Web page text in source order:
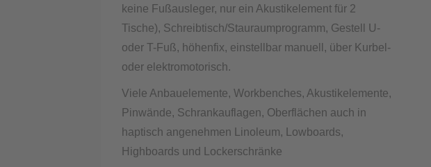
keine Fußausleger, nur ein Akustikelement für 2
Tische), Schreibtisch/Stauraumprogramm, Gestell U-
oder T-Fuß, höhenfix, einstellbar manuell, über Kurbel-
oder elektromotorisch.
Viele Anbauelemente, Workbenches, Akustikelemente,
Pinwände, Schrankauflagen, Oberflächen auch in
haptisch angenehmen Linoleum, Lowboards,
Highboards und Lockerschränke